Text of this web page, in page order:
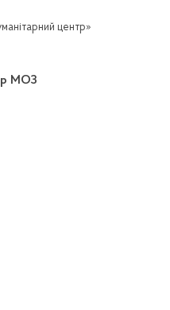
центр»
МОЗ